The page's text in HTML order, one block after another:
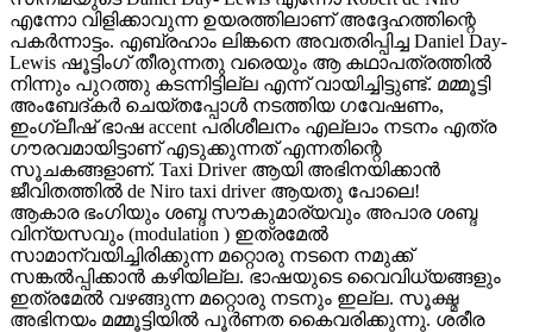
എന്നോ വിളിക്കാവുന്ന ഉയരത്തിലാണ് അദ്ദേഹത്തിന്റെ
പകർന്നാട്ടം. എബ്രഹാം ലിങ്കനെ അവതരിപ്പിച്ച Daniel Day-
Lewis ഷൂട്ടിംഗ് തീരുന്നതു വരെയും ആ കഥാപത്രത്തിൽ
നിന്നും പുറത്തു കടന്നിട്ടില്ല എന്ന് വായിച്ചിട്ടുണ്ട്. മമ്മൂട്ടി
അംബേദ്കർ ചെയ്തപ്പോൾ നടത്തിയ ഗവേഷണം,
ഇംഗ്ലീഷ് ഭാഷ accent പരിശീലനം എല്ലാം നടനം എത്ര
ഗൗരവമായിട്ടാണ് എടുക്കുന്നത് എന്നതിന്റെ
സൂചകങ്ങളാണ്. Taxi Driver ആയി അഭിനയിക്കാൻ
ജീവിതത്തിൽ de Niro taxi driver ആയതു പോലെ!
ആകാര ഭംഗിയും ശബ്ദ സൗകുമാര്യവും അപാര ശബ്ദ
വിന്യസവും (modulation ) ഇത്രമേൽ
സാമാന്വയിച്ചിരിക്കുന്ന മറ്റൊരു നടനെ നമുക്ക്
സങ്കൽപ്പിക്കാൻ കഴിയില്ല. ഭാഷയുടെ വൈവിധ്യങ്ങളും
ഇത്രമേൽ വഴങ്ങുന്ന മറ്റൊരു നടനും ഇല്ല. സൂക്ഷ്മ
അഭിനയം മമ്മൂട്ടിയിൽ പൂർണത കൈവരിക്കുന്നു. ശരീര